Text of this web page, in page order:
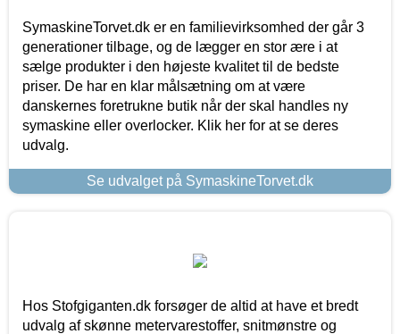
SymaskineTorvet.dk er en familievirksomhed der går 3
generationer tilbage, og de lægger en stor ære i at
sælge produkter i den højeste kvalitet til de bedste
priser. De har en klar målsætning om at være
danskernes foretrukne butik når der skal handles ny
symaskine eller overlocker. Klik her for at se deres
udvalg.
Se udvalget på SymaskineTorvet.dk
Hos Stofgiganten.dk forsøger de altid at have et bredt
udvalg af skønne metervarestoffer, snitmønstre og